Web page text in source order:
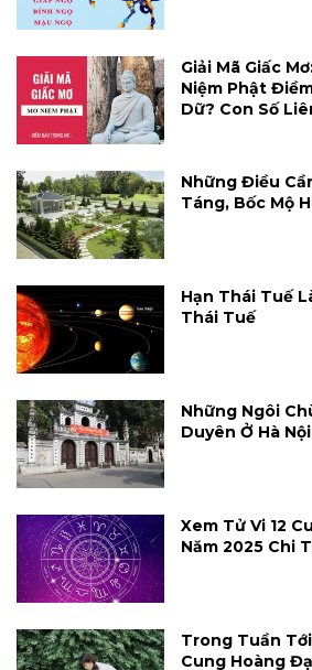
Giải Mã Giấc
Niệm Phật
Dữ? Con Số
Những Điều
Táng, Bốc Mộ
Hạn Thái Tuế
Thái Tuế
Những Ngôi
Duyên Ở Hà Nội
Xem Tử Vi 12
Năm 2025 Chi
Trong Tuần
Cung Hoàng